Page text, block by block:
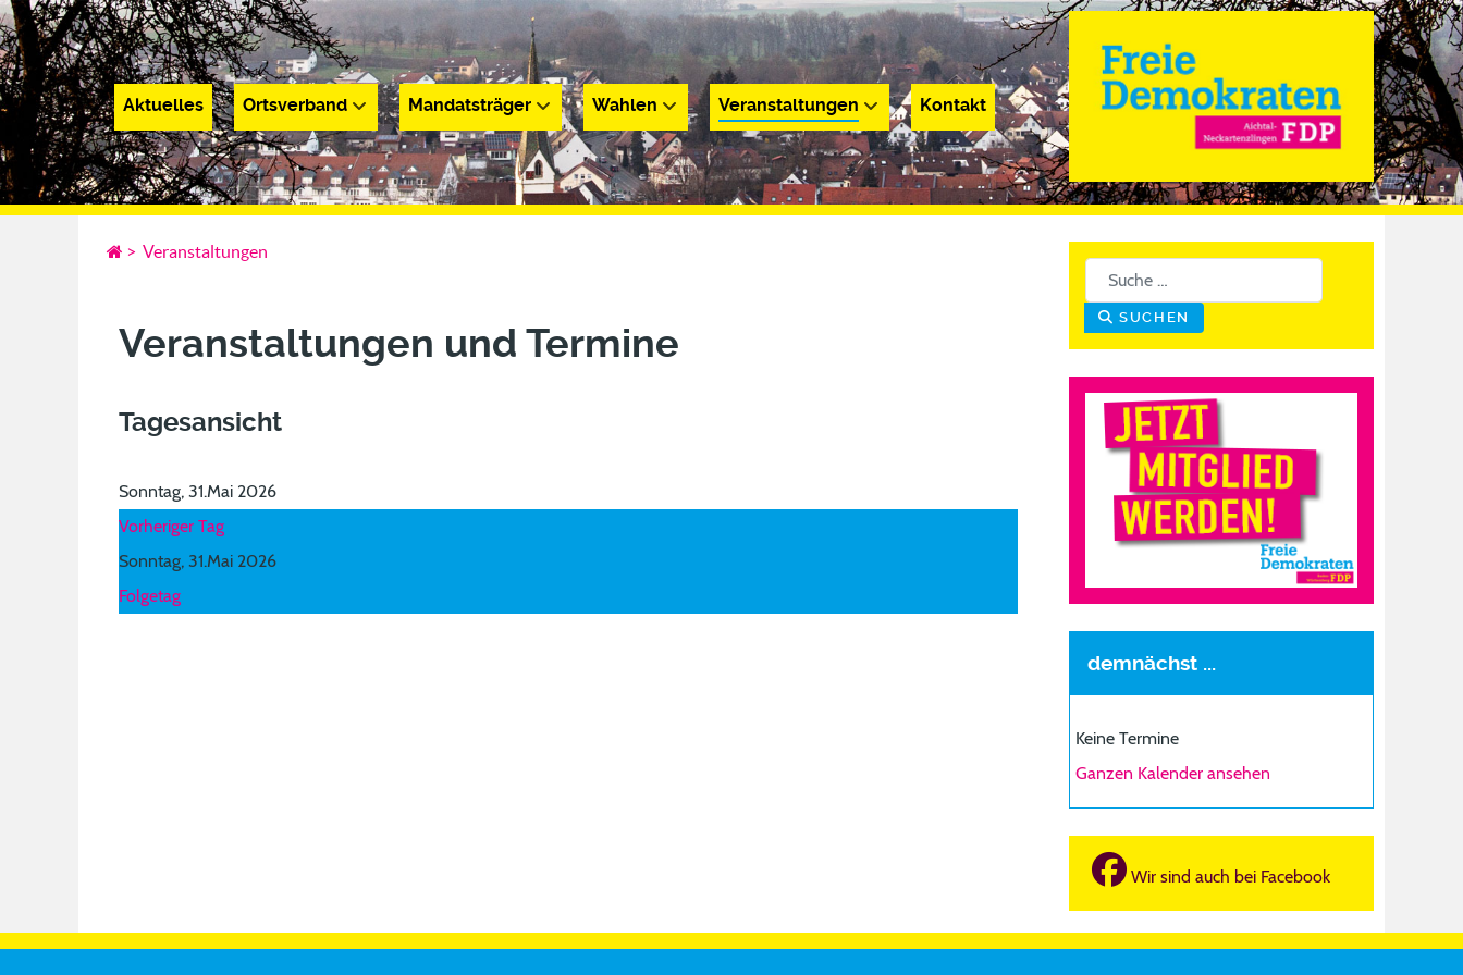
Aktuelles Ortsverband Mandatsträger Wahlen Veranstaltungen Kontakt
Aktuelles Ortsverband Mandatsträger Wahlen Veranstaltungen Kontakt
> Veranstaltungen
Veranstaltungen und Termine
Tagesansicht
Sonntag, 31.Mai 2026
Vorheriger Tag
Sonntag, 31.Mai 2026
Folgetag
SUCHEN
demnächst ...
Keine Termine
Ganzen Kalender ansehen
Wir sind auch bei Facebook